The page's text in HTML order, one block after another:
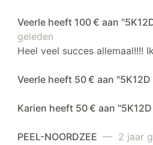
Veerle heeft 100 € aan
geleden
Heel veel succes allemaal!!!!
Veerle heeft 50 € aan
Karien heeft 50 € aan
PEEL-NOORDZEE — 2 jaar